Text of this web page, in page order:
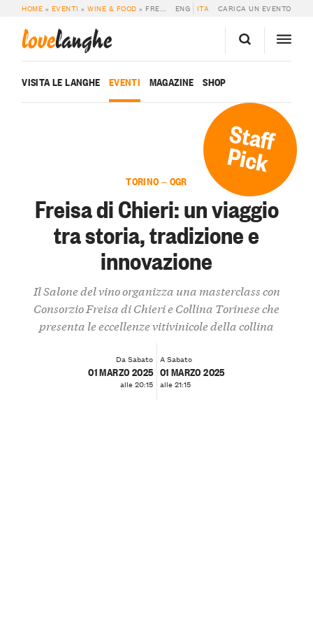
HOME » EVENTI »WINE & FOOD » FREISA DI CHIERI: UN VIAGGIO TRA STORIA, TRADIZIONE E INNOVAZIONE ENG ITA CARICA UN EVENTO
lovelanghe
VISITA LE LANGHE EVENTI MAGAZINE SHOP
Staff
Pick
TORINO — OGR
Freisa di Chieri: un viaggio
tra storia, tradizione e
innovazione
Il Salone del vino organizza una masterclass con
Consorzio Freisa di Chieri e Collina Torinese che
presenta le eccellenze vitivinicole della collina
Da Sabato
01 MARZO 2025
alle 20:15
A Sabato
01 MARZO 2025
alle 21:15